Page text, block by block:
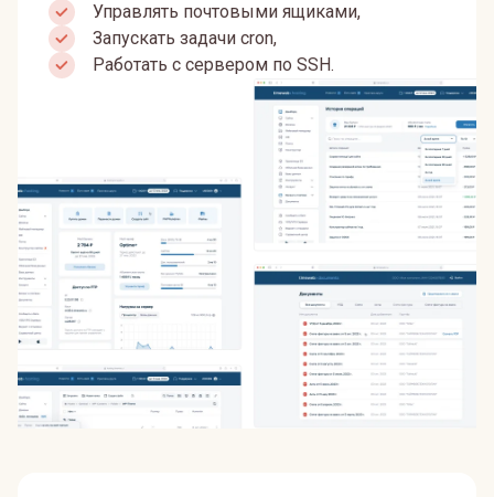
Управлять почтовыми ящиками,
Запускать задачи cron,
Работать с сервером по SSH.